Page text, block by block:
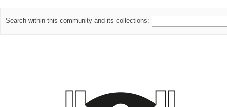
Search within this community and its collections: